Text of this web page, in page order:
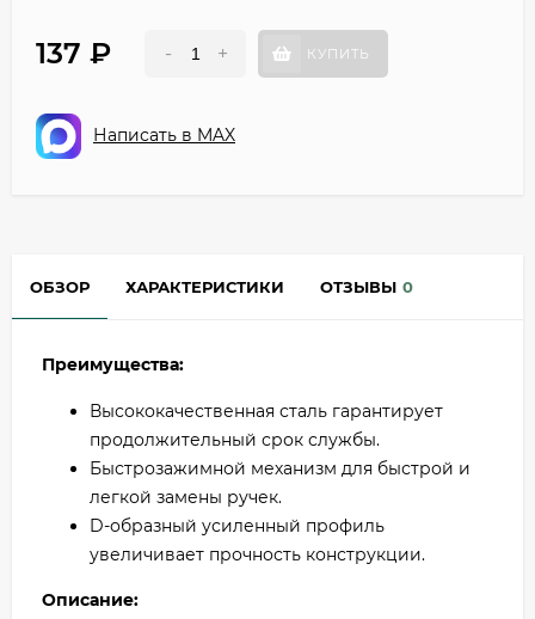
137 - + КУПИТЬ
Написать в MAX
ОБЗОР ХАРАКТЕРИСТИКИ ОТЗЫВЫ 0
Преимущества:
Высококачественная сталь гарантирует
продолжительный срок службы.
Быстрозажимной механизм для быстрой и
легкой замены ручек.
D-образный усиленный профиль
увеличивает прочность конструкции.
Описание: